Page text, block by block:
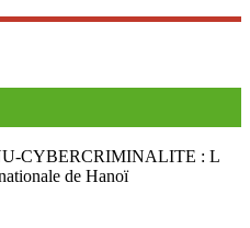
CYBERCRIMINALITE : L
de Hanoï